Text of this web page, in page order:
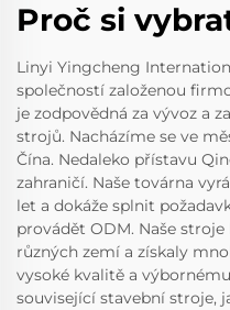
Proč si
Linyi Yingcheng
společností založenou
je zodpovědná za vývoz a
strojů. Nacházíme se ve
Čína. Nedaleko přístavu
zahraničí. Naše továrna
let a dokáže splnit
provádět ODM. Naše
různých zemí a získaly
vysoké kvalitě a
související stavební stroje,